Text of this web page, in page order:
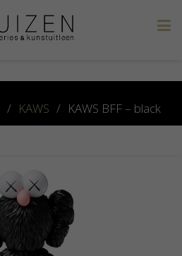
/ KAWS / KAWS BFF – black